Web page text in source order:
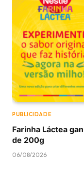
PUBLICIDADE
Farinha Láctea
de 200g
06/08/2026